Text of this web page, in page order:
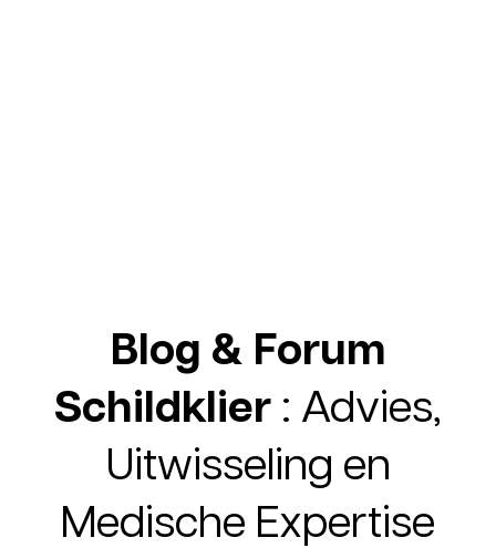
Blog & Forum
Schildklier : Advies,
Uitwisseling en
Medische Expertise